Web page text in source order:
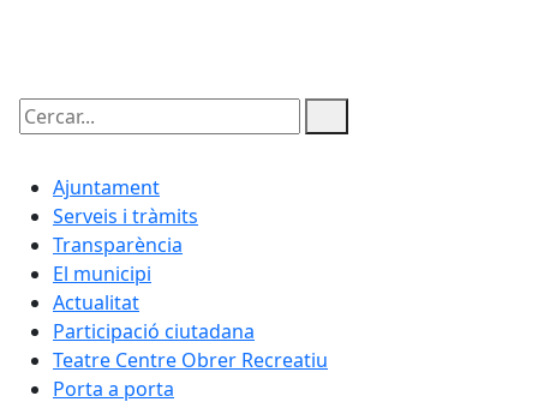
Cercar:
Ajuntament
Serveis i tràmits
Transparència
El municipi
Actualitat
Participació ciutadana
Teatre Centre Obrer Recreatiu
Porta a porta